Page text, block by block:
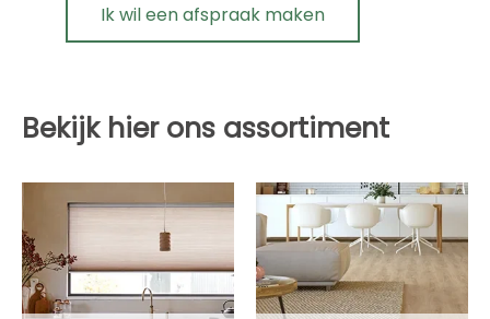
Ik wil een afspraak maken
Bekijk hier ons assortiment